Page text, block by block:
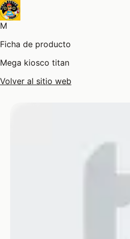
M
Ficha de producto
Mega kiosco titan
Volver al sitio web